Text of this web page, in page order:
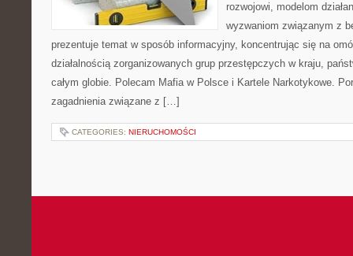
rozwojowi, modelom
wyzwaniom związanym z
prezentuje temat w sposób informacyjny, koncentrując się na
działalnością zorganizowanych grup przestępczych w kraju,
całym globie. Polecam Mafia w Polsce i Kartele Narkotykowe.
zagadnienia związane z […]
CATEGORIES: NIERUCHOMOŚCI